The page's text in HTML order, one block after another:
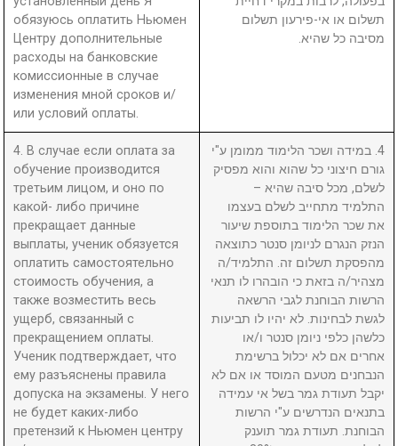
обязуюсь оплатить Ньюмен
Центру дополнительные
расходы на банковские
комиссионные в случае
изменения мной сроков и/
или условий оплаты.
תשלום או אי-פירעון תשלום
מסיבה כל שהיא.
4. В случае если оплата за
обучение производится
третьим лицом, и оно по
какой- либо причине
прекращает данные
выплаты, ученик обязуется
оплатить самостоятельно
стоимость обучения, а
также возместить весь
ущерб, связанный с
прекращением оплаты.
Ученик подтверждает, что
ему разъяснены правила
допуска на экзамены. У него
не будет каких-либо
претензий к Ньюмен центру
4. במידה ושכר הלימוד ממומן ע"י
גורם חיצוני כל שהוא והוא מפסיק
לשלם, מכל סיבה שהיא –
התלמיד מתחייב לשלם בעצמו
את שכר הלימוד בתוספת שיעור
הנזק הנגרם לניומן סנטר כתוצאה
מהפסקת תשלום זה. התלמיד/ה
מצהיר/ה בזאת כי הובהרו לו תנאי
הרשות הבוחנת לגבי הרשאה
לגשת לבחינות. לא יהיו לו תביעות
כלשהן כלפי ניומן סנטר ו/או
אחרים אם לא יכלול ברשימת
הנבחנים מטעם המוסד או אם לא
יקבל תעודת גמר בשל אי עמידה
בתנאים הנדרשים ע"י הרשות
הבוחנת. תעודת גמר תוענק